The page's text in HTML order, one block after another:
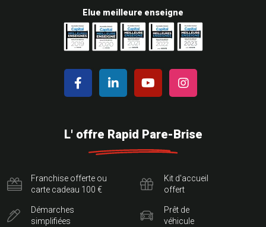
Elue meilleure enseigne
L' offre Rapid Pare-Brise
Franchise offerte ou
carte cadeau 100 €
Démarches
simplifiées
Kit d'accueil
offert
Prêt de
véhicule